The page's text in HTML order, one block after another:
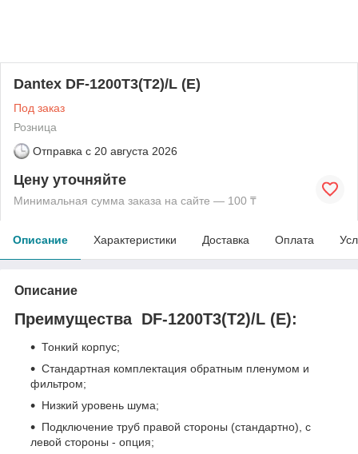
Dantex DF-1200T3(T2)/L (E)
Под заказ
Розница
Отправка с 20 августа 2026
Цену уточняйте
Минимальная сумма заказа на сайте — 100 ₸
Описание Характеристики Доставка Оплата
Описание
Преимущества DF-1200T3(T2)/L (E):
Тонкий корпус;
Стандартная комплектация обратным пленумом и
фильтром;
Низкий уровень шума;
Подключение труб правой стороны (стандартно), с
левой стороны - опция;